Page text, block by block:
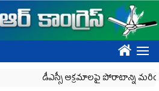
????
డీఎస్సీ అక్రమాలపై పోరాటాన్ని మరింత